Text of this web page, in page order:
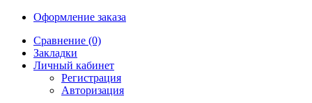
Оформление заказа
Сравнение (0)
Закладки
Личный кабинет
Регистрация
Авторизация